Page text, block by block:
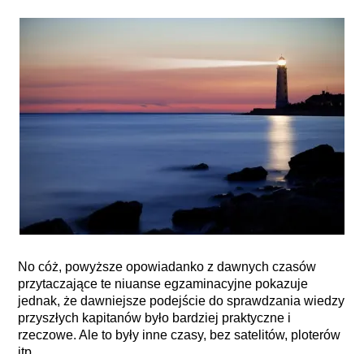
No cóż, powyższe opowiadanko z dawnych czasów
przytaczające te niuanse egzaminacyjne pokazuje
jednak, że dawniejsze podejście do sprawdzania wiedzy
przyszłych kapitanów było bardziej praktyczne i
rzeczowe. Ale to były inne czasy, bez satelitów, ploterów